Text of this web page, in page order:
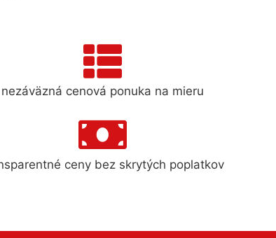
nezáväzná cenová ponuka na mieru
ceny bez skrytých poplatkov